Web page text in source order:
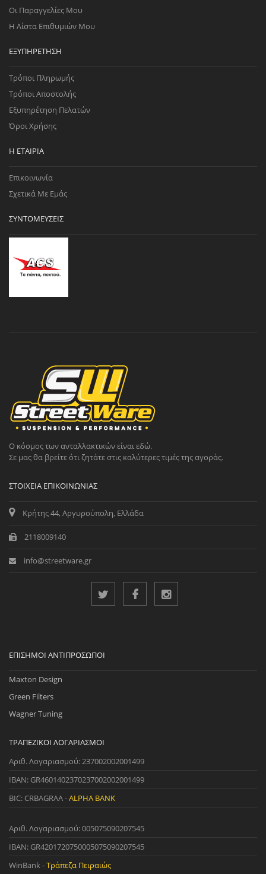
Οι Παραγγελίες Μου
Η Λίστα Επιθυμιών Μου
ΕΞΥΠΗΡΈΤΗΣΗ
Τρόποι Πληρωμής
Τρόποι Αποστολής
Εξυπηρέτηση Πελατών
Όροι Χρήσης
Η ΕΤΑΙΡΊΑ
Επικοινωνία
Σχετικά Με Εμάς
ΣΥΝΤΟΜΕΎΣΕΙΣ
Ο κόσμος των ανταλλακτικών είναι εδώ.
Σε μας θα βρείτε ότι ζητάτε στις καλύτερες τιμές της αγοράς.
ΣΤΟΙΧΕΊΑ ΕΠΙΚΟΙΝΩΝΊΑΣ
Κρήτης 44, Αργυρούπολη, Ελλάδα
2118009140
info@streetware.gr
ΕΠΊΣΗΜΟΙ ΑΝΤΙΠΡΌΣΩΠΟΙ
Maxton Design
Green Filters
Wagner Tuning
ΤΡΑΠΕΖΙΚΟΊ ΛΟΓΑΡΙΑΣΜΟΊ
Αριθ. Λογαριασμού: 237002002001499
IBAN: GR4601402370237002002001499
BIC: CRBAGRAA -ALPHA BANK
Αριθ. Λογαριασμού: 005075090207545
IBAN: GR4201720750005075090207545
WinBank -Τράπεζα Πειραιώς